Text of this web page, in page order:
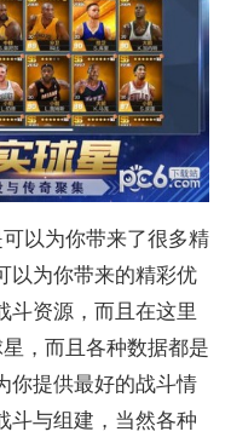
以为你带来了很多精
以为你带来的精彩优
斗资源，而且在这里
，而且各种数据都是
你提供最好的战斗情
斗与组建，当然各种